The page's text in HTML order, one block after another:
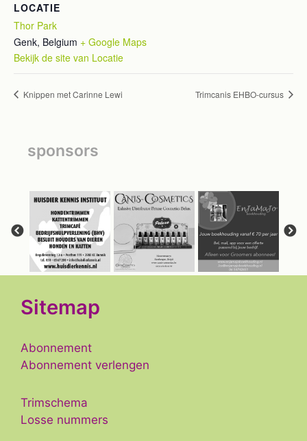
LOCATIE
Thor Park
Genk, Belgium + Google Maps
Bekijk de site van Locatie
Knippen met Carinne Lewi Trimcanis EHBO-cursus
sponsors
Sitemap
Abonnement
Abonnement verlengen
Trimschema
Losse nummers